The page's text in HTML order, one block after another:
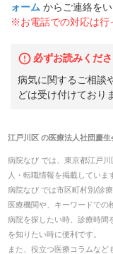
ォーム からご連絡を
※お電話での対応は行
必ずお読みくだ
病気に関するご相談
どは受け付けており
江戸川区の医療法人社団慶
病院なび では、 東京都江戸川
人・転職情報を掲載していま
病院なび では市区町村別/診
医療機関や、キーワードでの
病院を探したい時、診療時間
を知りたい時に便利です。
また、役立つ医療コラムなど